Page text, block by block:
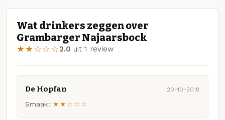
Wat drinkers zeggen over
Grambarger Najaarsbock
★★☆☆☆2.0 uit 1 review
De Hopfan 20-10-2018
Smaak: ★★☆☆☆